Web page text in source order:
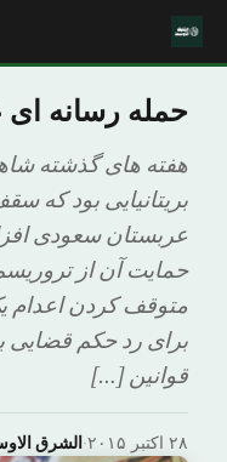
حمله رسانه
هفته های گذشته
بریتانیایی بود که
عربستان سعودی
حمایت آن از
متوقف کردن اعدام
برای رد حکم قضایی
قوانین […]
الشرق· ۲۸ اکتبر ۲۰۱۵